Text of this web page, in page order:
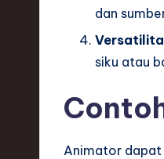
dan
siku atau
Animator dapat